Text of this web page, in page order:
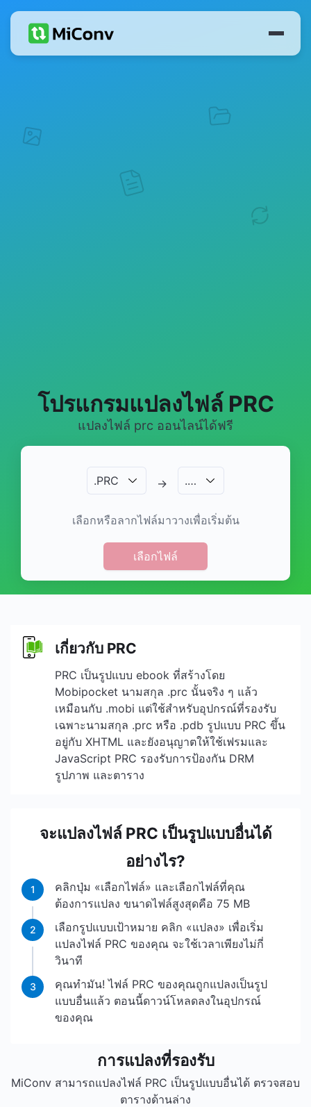
โปรแกรมแปลงไฟล์ PRC
แปลงไฟล์ prc ออนไลน์ได้ฟรี
.PRC → .…
เลือกหรือลากไฟล์มาวางเพื่อเริ่มต้น
เลือกไฟล์
เกี่ยวกับ PRC
PRC เป็นรูปแบบ ebook ที่สร้างโดย
Mobipocket นามสกุล .prc นั้นจริง ๆ แล้ว
เหมือนกับ .mobi แต่ใช้สำหรับอุปกรณ์ที่รองรับ
เฉพาะนามสกุล .prc หรือ .pdb รูปแบบ PRC ขึ้น
อยู่กับ XHTML และยังอนุญาตให้ใช้เฟรมและ
JavaScript PRC รองรับการป้องกัน DRM
รูปภาพ และตาราง
จะแปลงไฟล์ PRC เป็นรูปแบบอื่นได้
อย่างไร?
1
คลิกปุ่ม «เลือกไฟล์» และเลือกไฟล์ที่คุณ
ต้องการแปลง ขนาดไฟล์สูงสุดคือ 75 MB
2
เลือกรูปแบบเป้าหมาย คลิก «แปลง» เพื่อเริ่ม
แปลงไฟล์ PRC ของคุณ จะใช้เวลาเพียงไม่กี่
วินาที
3
คุณทำมัน! ไฟล์ PRC ของคุณถูกแปลงเป็นรูป
แบบอื่นแล้ว ตอนนี้ดาวน์โหลดลงในอุปกรณ์
ของคุณ
การแปลงที่รองรับ
MiConv สามารถแปลงไฟล์ PRC เป็นรูปแบบอื่นได้ ตรวจสอบ
ตารางด้านล่าง